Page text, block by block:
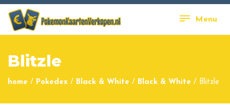
Menu
Blitzle
home / Pokedex / Black & White / Black & White / Blitzle